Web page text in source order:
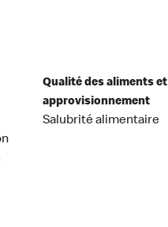
Qualité des aliments et
approvisionnement
Salubrité alimentaire